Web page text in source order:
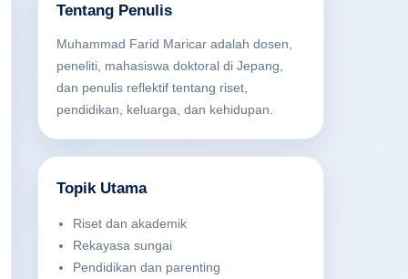
Tentang Penulis
Muhammad Farid Maricar adalah dosen,
peneliti, mahasiswa doktoral di Jepang,
dan penulis reflektif tentang riset,
pendidikan, keluarga, dan kehidupan.
Topik Utama
Riset dan akademik
Rekayasa sungai
Pendidikan dan parenting